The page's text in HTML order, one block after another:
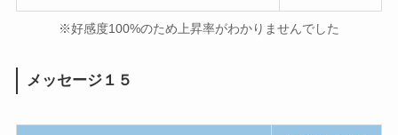
※好感度100%のため上昇率がわかりませんでした
メッセージ１５